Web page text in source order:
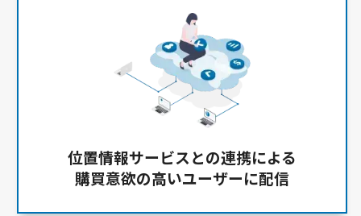
位置情報サービスとの連携による
購買意欲の高いユーザーに配信